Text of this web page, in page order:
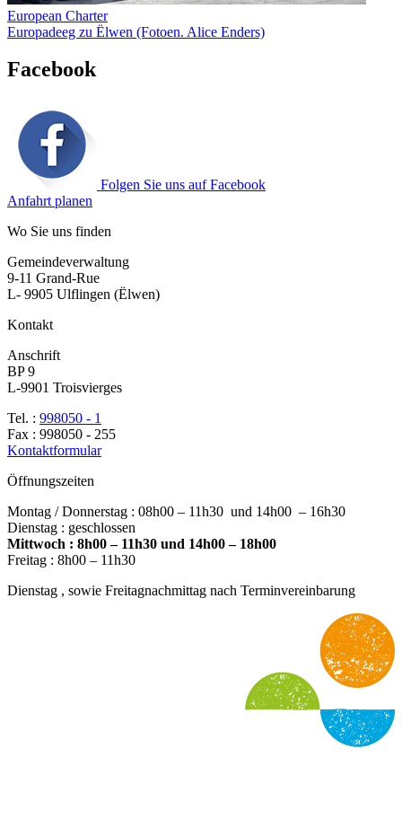
European Charter
Europadeeg zu Ëlwen (Fotoen. Alice Enders)
Facebook
Folgen Sie uns auf Facebook
Anfahrt planen
Wo Sie uns finden
Gemeindeverwaltung
9-11 Grand-Rue
L- 9905 Ulflingen (Ëlwen)
Kontakt
Anschrift
BP 9
L-9901 Troisvierges
Tel. : 998050 - 1
Fax : 998050 - 255
Kontaktformular
Öffnungszeiten
Montag / Donnerstag : 08h00 – 11h30 und 14h00 – 16h30
Dienstag : geschlossen
Mittwoch : 8h00 – 11h30 und 14h00 – 18h00
Freitag : 8h00 – 11h30
Dienstag , sowie Freitagnachmittag nach Terminvereinbarung